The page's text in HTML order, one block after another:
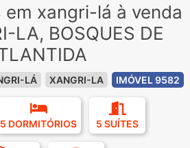
xangri-lá à venda
LA, BOSQUES DE
LÁ XANGRI-LA IMÓVEL 9582
5 DORMITÓRIOS 5 SUÍTES